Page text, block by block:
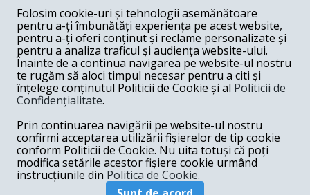
Comentariu
Postează comentariu
parapsihologia -12-28-2016
Parapsihologic îl percep cumplit, cumplit de NEGATIV
fără să stiu nimic despre el. Prima percepție nu greșește
niciodată.
Folosim cookie-uri și tehnologii asemănătoare
pentru a-ți îmbunătăți experiența pe acest website,
pentru a-ți oferi conținut și reclame personalizate și
pentru a analiza traficul și audiența website-ului.
Înainte de a continua navigarea pe website-ul nostru
te rugăm să aloci timpul necesar pentru a citi și
înțelege conținutul Politicii de Cookie și al Politicii de
Confidențialitate.
Prin continuarea navigării pe website-ul nostru
confirmi acceptarea utilizării fișierelor de tip cookie
conform Politicii de Cookie. Nu uita totuși că poți
modifica setările acestor fișiere cookie urmând
instrucțiunile din Politica de Cookie.